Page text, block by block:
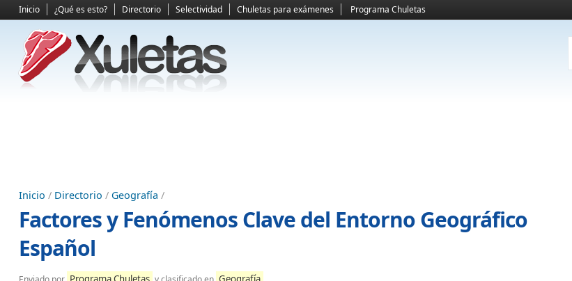
Inicio ¿Qué es esto? Directorio Selectividad Chuletas para exámenes Programa Chuletas
Inicio / Directorio / Geografía /
Factores y Fenómenos Clave del Entorno Geográfico
Español